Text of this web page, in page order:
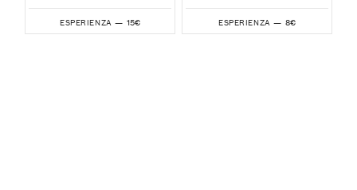
ESPERIENZA — 15€ ESPERIENZA — 8€